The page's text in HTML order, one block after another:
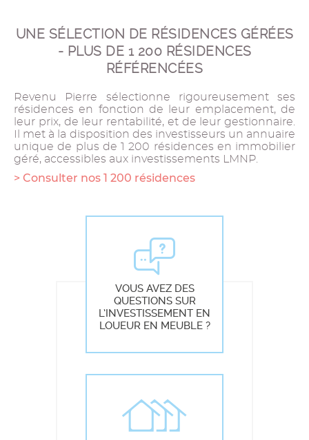
UNE SÉLECTION DE RÉSIDENCES GÉRÉES
- PLUS DE 1 200 RÉSIDENCES
RÉFÉRENCÉES
Revenu Pierre sélectionne rigoureusement ses
résidences en fonction de leur emplacement, de
leur prix, de leur rentabilité, et de leur gestionnaire.
Il met à la disposition des investisseurs un annuaire
unique de plus de 1 200 résidences en immobilier
géré, accessibles aux investissements LMNP.
> Consulter nos 1 200 résidences
VOUS AVEZ DES
QUESTIONS SUR
L’INVESTISSEMENT EN
LOUEUR EN MEUBLE ?